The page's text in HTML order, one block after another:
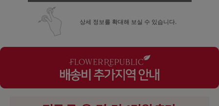
상세 정보를 확대해 보실 수 있습니다.